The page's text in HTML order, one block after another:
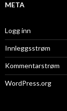
META
Logg inn
Innleggsstrøm
Kommentarstrøm
WordPress.org